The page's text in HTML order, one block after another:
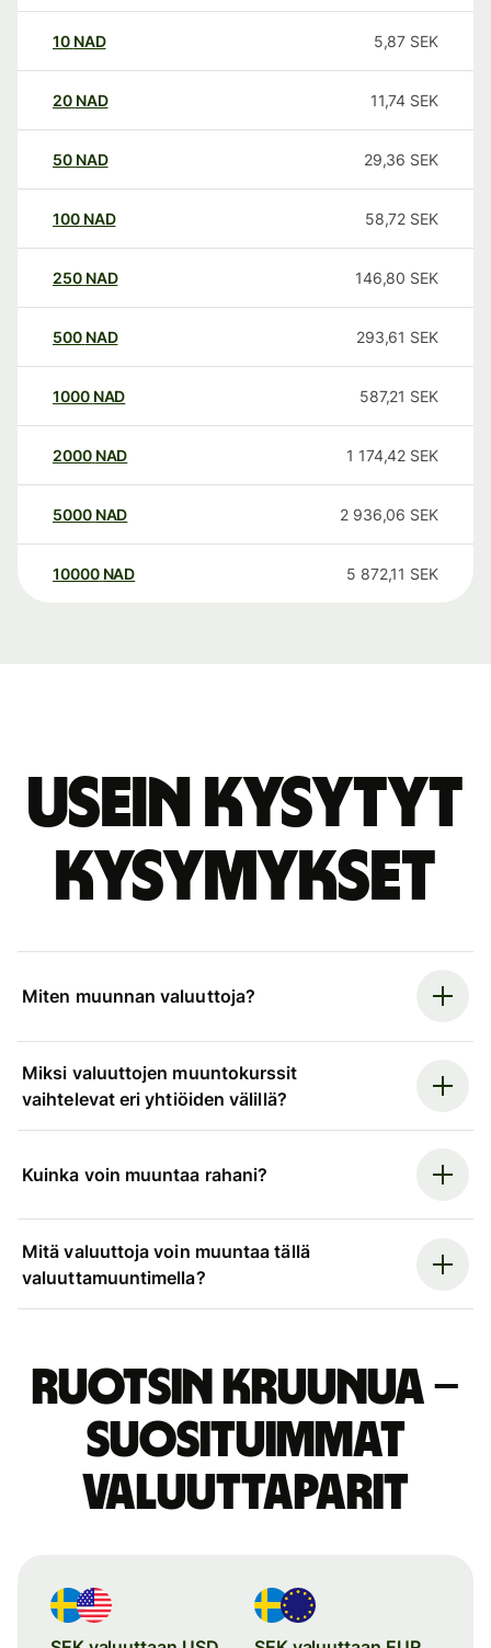
10 NAD 5,87 SEK
20 NAD 11,74 SEK
50 NAD 29,36 SEK
100 NAD 58,72 SEK
250 NAD 146,80 SEK
500 NAD 293,61 SEK
1000 NAD 587,21 SEK
2000 NAD 1 174,42 SEK
5000 NAD 2 936,06 SEK
10000 NAD 5 872,11 SEK
Usein kysytyt
kysymykset
Miten muunnan valuuttoja?
Miksi valuuttojen muuntokurssit
vaihtelevat eri yhtiöiden välillä?
Kuinka voin muuntaa rahani?
Mitä valuuttoja voin muuntaa tällä
valuuttamuuntimella?
Ruotsin kruunua –
suosituimmat
valuuttaparit